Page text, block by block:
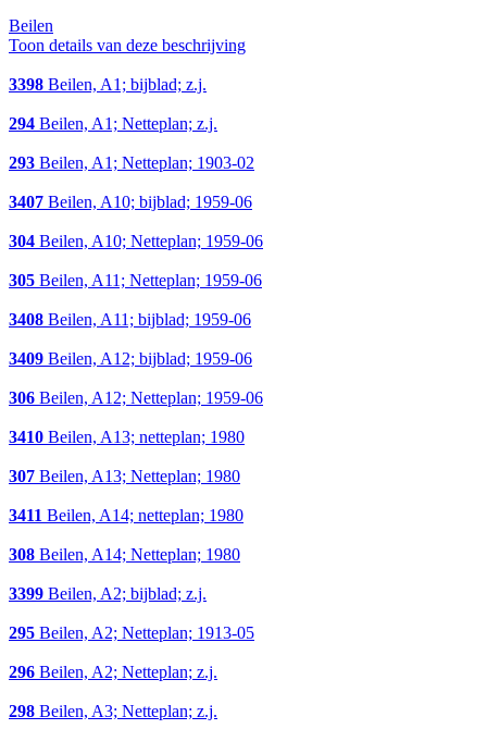
Beilen
Toon details van deze beschrijving
3398 Beilen, A1; bijblad; z.j.
294 Beilen, A1; Netteplan; z.j.
293 Beilen, A1; Netteplan; 1903-02
3407 Beilen, A10; bijblad; 1959-06
304 Beilen, A10; Netteplan; 1959-06
305 Beilen, A11; Netteplan; 1959-06
3408 Beilen, A11; bijblad; 1959-06
3409 Beilen, A12; bijblad; 1959-06
306 Beilen, A12; Netteplan; 1959-06
3410 Beilen, A13; netteplan; 1980
307 Beilen, A13; Netteplan; 1980
3411 Beilen, A14; netteplan; 1980
308 Beilen, A14; Netteplan; 1980
3399 Beilen, A2; bijblad; z.j.
295 Beilen, A2; Netteplan; 1913-05
296 Beilen, A2; Netteplan; z.j.
298 Beilen, A3; Netteplan; z.j.